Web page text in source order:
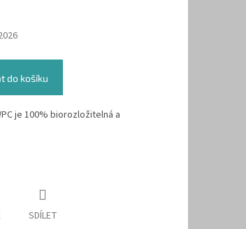
do košíku
je 100% biorozložitelná a
SDÍLET